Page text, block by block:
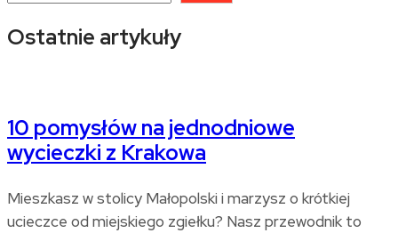
Ostatnie artykuły
10 pomysłów na jednodniowe
wycieczki z Krakowa
Mieszkasz w stolicy Małopolski i marzysz o krótkiej
ucieczce od miejskiego zgiełku? Nasz przewodnik to